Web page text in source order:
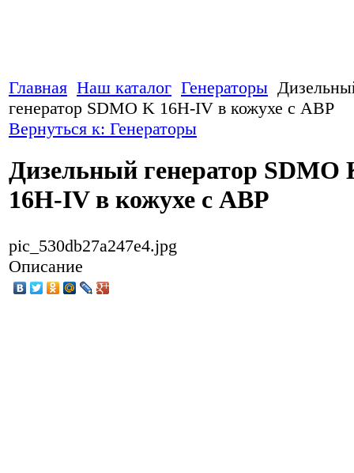
Главная Наш каталог Генераторы
генератор SDMO K 16H-IV в кожухе с АВР
Вернуться к: Генераторы
Дизельный генератор SDMO
16H-IV в кожухе с АВР
pic_530db27a247e4.jpg
Описание